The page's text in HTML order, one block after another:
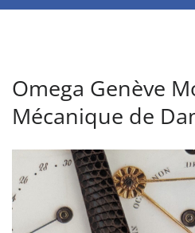
Omega Genève
Mécanique de